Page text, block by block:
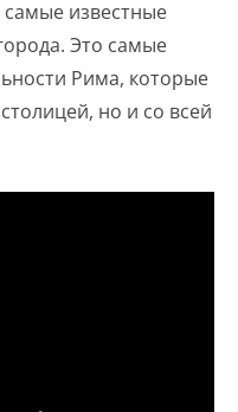
самые известные
Это самые
Рима, которые
но и со всей